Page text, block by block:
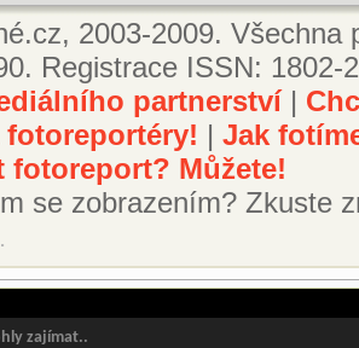
2003-2009.
Registrace ISSN: 1802-
partnerství|
| Jak
fotoreport? Můžete!
se zobrazením? Zkuste
zajímat..